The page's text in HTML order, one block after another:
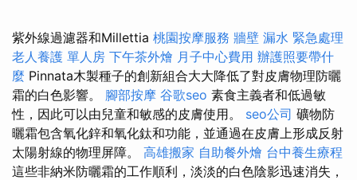
紫外線過濾器和Millettia 桃園按摩服務 牆壁 漏水 緊急處理
老人養護 單人房 下午茶外燴 月子中心費用 辦護照要帶什
麼 Pinnata木製種子的創新組合大大降低了對皮膚物理防曬
霜的白色影響。 腳部按摩 谷歌seo 素食主義者和低過敏
性，因此可以由兒童和敏感的皮膚使用。 seo公司 礦物防
曬霜包含氧化鋅和氧化鈦和功能，並通過在皮膚上形成反射
太陽射線的物理屏障。 高雄搬家 自助餐外燴 台中養生療程
這些非納米防曬霜的工作順利，淡淡的白色陰影迅速消失，